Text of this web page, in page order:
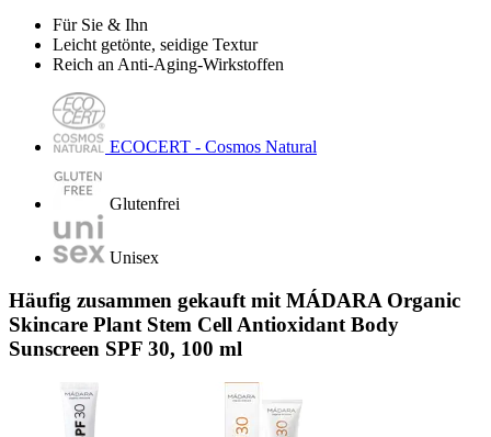
Für Sie & Ihn
Leicht getönte, seidige Textur
Reich an Anti-Aging-Wirkstoffen
ECOCERT - Cosmos Natural
Glutenfrei
Unisex
Häufig zusammen gekauft mit MÁDARA Organic
Skincare Plant Stem Cell Antioxidant Body
Sunscreen SPF 30, 100 ml